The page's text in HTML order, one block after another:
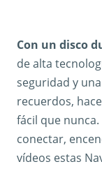
Con un disco
de alta
seguridad y
recuerdos,
fácil que
conectar,
vídeos estas